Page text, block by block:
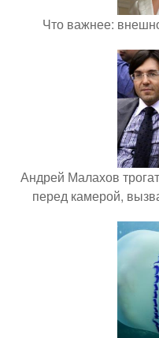
Что важнее:
Андрей Малахов
перед камерой,